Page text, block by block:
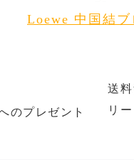
Loewe 中国結ブ
のプレゼント
送
リ